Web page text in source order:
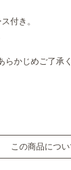
付き。
かじめご了承く
この商品につ